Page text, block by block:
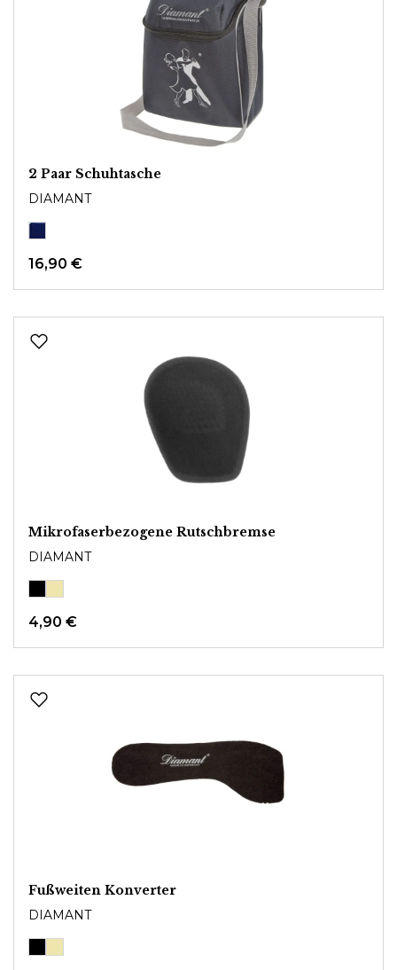
2 Paar Schuhtasche
DIAMANT
16,90 €
Mikrofaserbezogene Rutschbremse
DIAMANT
4,90 €
Fußweiten Konverter
DIAMANT